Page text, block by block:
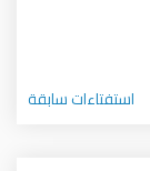
استفتاءات سابقة